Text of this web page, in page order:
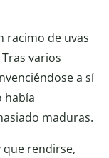
racimo de uvas
varios
a sí
había
maduras.
que rendirse,